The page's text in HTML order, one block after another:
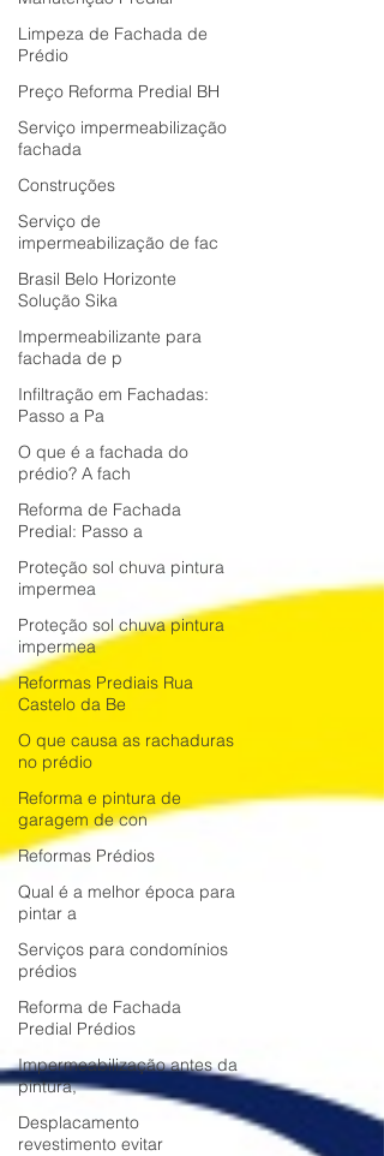
Limpeza de Fachada de
Prédio
Preço Reforma Predial BH
Serviço impermeabilização
fachada
Construções
Serviço de
impermeabilização de fac
Brasil Belo Horizonte
Solução Sika
Impermeabilizante para
fachada de p
Infiltração em Fachadas:
Passo a Pa
O que é a fachada do
prédio? A fach
Reforma de Fachada
Predial: Passo a
Proteção sol chuva pintura
impermea
Proteção sol chuva pintura
impermea
Reformas Prediais Rua
Castelo da Be
O que causa as rachaduras
no prédio
Reforma e pintura de
garagem de con
Reformas Prédios
Qual é a melhor época para
pintar a
Serviços para condomínios
prédios
Reforma de Fachada
Predial Prédios
Impermeabilização antes da
pintura,
Desplacamento
revestimento evitar